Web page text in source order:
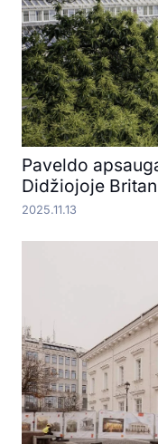
Paveldo
Didžiojoje
2025.11.13